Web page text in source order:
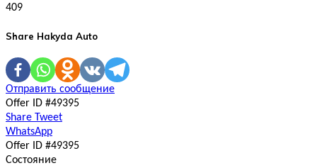
409
Share Hakyda Auto
Отправить сообщение
Offer ID #49395
Share Tweet
WhatsApp
Offer ID #49395
Состояние